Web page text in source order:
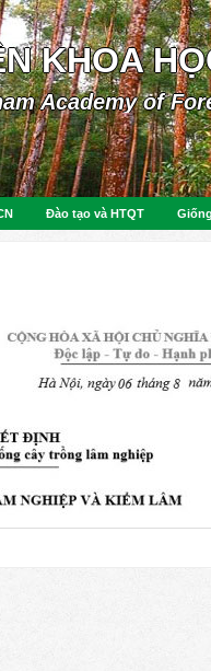
KHOA
Academy of
Đào tạo và HTQT